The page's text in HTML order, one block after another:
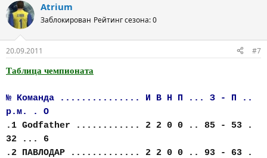
Atrium
Заблокирован Рейтинг сезона: 0
20.09.2011 #7
Таблица чемпионата
№ Команда ............... И В Н П ... З - П ..
р.м. . О
.1 Godfather ............ 2 2 0 0 .. 85 - 53 .
32 ... 6
.2 ПАВЛОДАР ............. 2 2 0 0 .. 93 - 63 .